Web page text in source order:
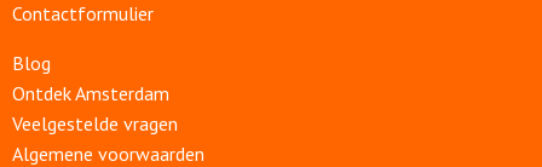
Contactformulier
Blog
Ontdek Amsterdam
Veelgestelde vragen
Algemene voorwaarden